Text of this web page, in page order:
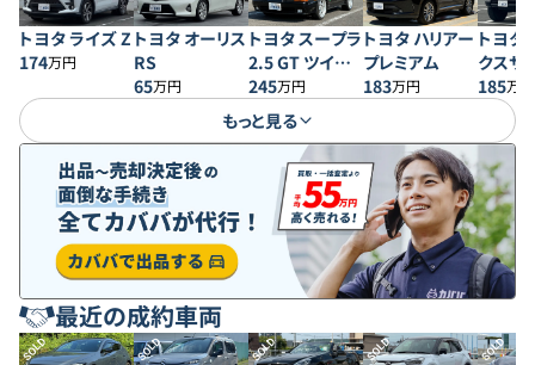
トヨタ ライズ Z
174万円
トヨタ オーリス
RS
65万円
トヨタ スープラ
2.5 GT ツイン
ターボR ワイド
ボディ
245万円
トヨタ ハリアー
プレミアム
183万円
トヨタ
クスサ
SSR-X
185万円
もっと見る
最近の成約車両
SOLD SOLD SOLD SOLD SOLD